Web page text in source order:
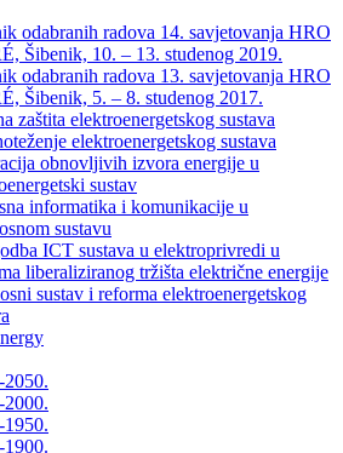
odabranih radova 14. savjetovanja HRO
Šibenik, 10. – 13. studenog 2019.
odabranih radova 13. savjetovanja HRO
Šibenik, 5. – 8. studenog 2017.
zaštita elektroenergetskog sustava
elektroenergetskog sustava
obnovljivih izvora energije u
sustav
informatika i komunikacije u
sustavu
ICT sustava u elektroprivredi u
liberaliziranog tržišta električne energije
sustav i reforma elektroenergetskog
2050.
2000.
1950.
1900.